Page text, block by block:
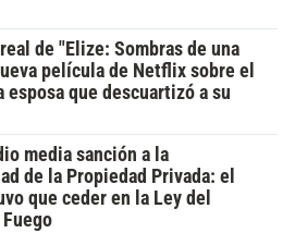
de "Elize: Sombras de una
película de Netflix sobre el
esposa que descuartizó a su
media sanción a la
de la Propiedad Privada: el
que ceder en la Ley del